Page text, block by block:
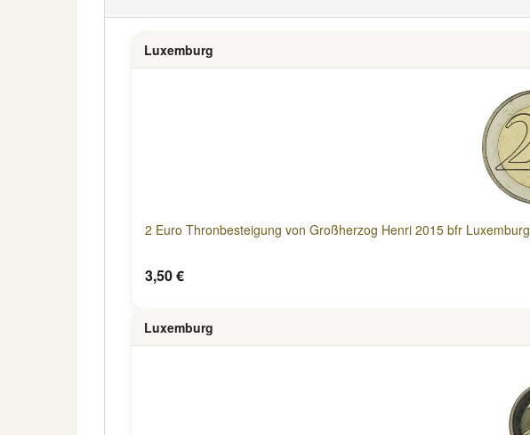
Luxemburg
2 Euro Thronbesteigung von Großherzog Henri 2015 bfr Luxemburg
3,50 €
Luxemburg